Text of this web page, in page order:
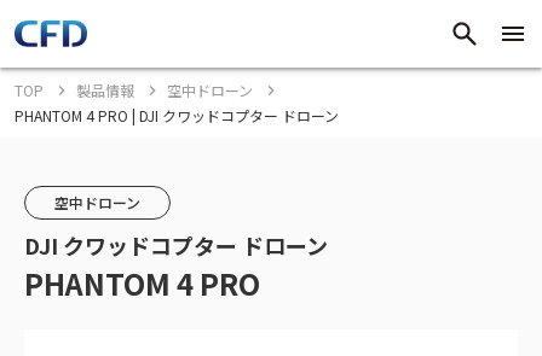
TOP 製品情報
空中ドローン
PHANTOM 4 PRO | DJI クワッドコプター ドローン
空中ドローン
DJI クワッドコプター ドローン
PHANTOM 4 PRO